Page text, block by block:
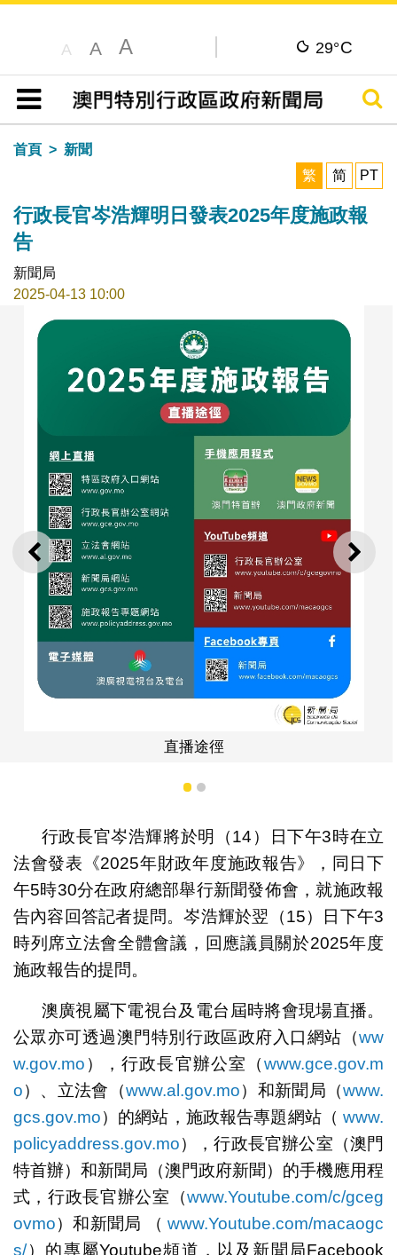
A A A 29°C
目錄
搜尋
首頁
新聞
繁
简 PT
行政長官岑浩輝明日發表2025年度施政報
告
新聞局
2025-04-13 10:00
上一則 下一
直播途徑
1 2
行政長官岑浩輝將於明（14）日下午3時在立
法會發表《2025年財政年度施政報告》，同日下
午5時30分在政府總部舉行新聞發佈會，就施政報
告內容回答記者提問。岑浩輝於翌（15）日下午3
時列席立法會全體會議，回應議員關於2025年度
施政報告的提問。
澳廣視屬下電視台及電台屆時將會現場直播。
公眾亦可透過澳門特別行政區政府入口網站（ww
w.gov.mo ），行政長官辦公室（www.gce.gov.m
o）、立法會（www.al.gov.mo）和新聞局（www.
gcs.gov.mo）的網站，施政報告專題網站（www.
policyaddress.gov.mo），行政長官辦公室（澳門
特首辦）和新聞局（澳門政府新聞）的手機應用程
式，行政長官辦公室（www.Youtube.com/c/gceg
ovmo）和新聞局 （www.Youtube.com/macaogc
s/）的專屬Youtube頻道，以及新聞局Facebook